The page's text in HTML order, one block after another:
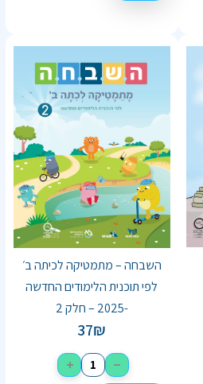
השבחה – מתמטיקה לכיתה ב׳
לפי תוכנית הלימודים החדשה
-2025 – חלק 2
37₪
−
+